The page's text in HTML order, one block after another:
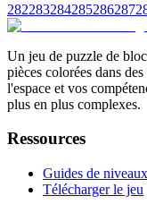
282283284285286287
Un jeu de puzzle de
pièces colorées dans
l'espace et vos
plus en plus complexes.
Ressources
Guides de niveaux
Télécharger le jeu